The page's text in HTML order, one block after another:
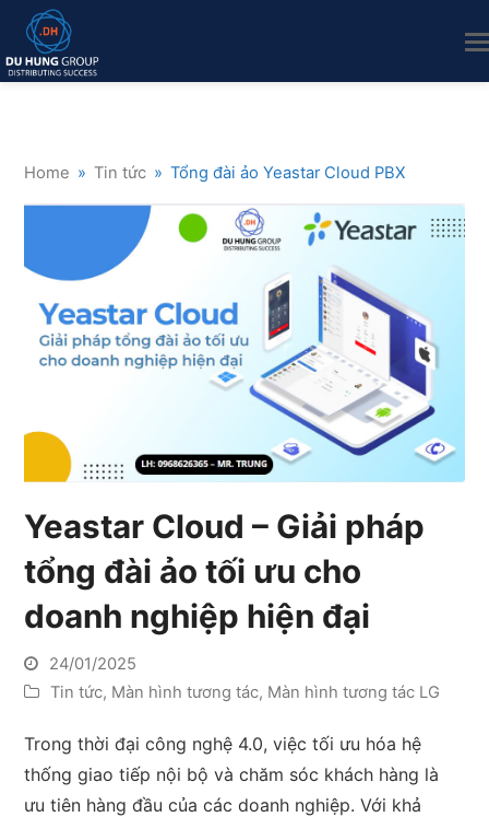
Home » Tin tức » Tổng đài ảo Yeastar Cloud PBX
Yeastar Cloud – Giải pháp
tổng đài ảo tối ưu cho
doanh nghiệp hiện đại
24/01/2025
Tin tức, Màn hình tương tác, Màn hình tương tác LG
Trong thời đại công nghệ 4.0, việc tối ưu hóa hệ
thống giao tiếp nội bộ và chăm sóc khách hàng là
ưu tiên hàng đầu của các doanh nghiệp. Với khả